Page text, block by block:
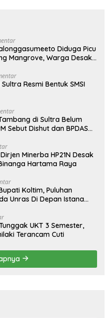
Diduga Picu
Mangrove, Warga Desak
Resmi Bentuk SMSI
di Sultra Belum
Sebut Dishut dan BPDAS
Minerba HP21N Desak
Hartama Raya
Koltim, Puluhan
Unras Di Depan Istana
UKT 3 Semester,
Terancam Cuti